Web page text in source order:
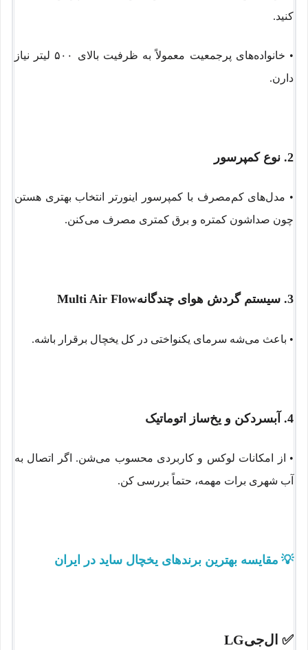
کنید.
• خانواده‌های پرجمعیت معمولاً به ظرفیت بالای ۵۰۰ لیتر نیاز
دارن.
2. نوع کمپرسور
• مدل‌های کم‌مصرف با کمپرسور اینورتر انتخاب بهتری هستن
چون صداشون کمتره و برق کمتری مصرف می‌کنن.
3. سیستم گردش هوای چندگانه Multi Air Flow
• باعث می‌شه سرمای یکنواختی در کل یخچال برقرار باشه.
4. آبسردکن و یخ‌ساز اتوماتیک
• از امکانات لوکس و کاربردی محسوب می‌شن. اگر اتصال به
آب شهری برات مهمه، حتماً بررسی کن.
💡 مقایسه بهترین برندهای یخچال ساید در ایران
✅ال‌جیLG